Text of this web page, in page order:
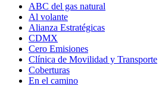
ABC del gas natural
Al volante
Alianza Estratégicas
CDMX
Cero Emisiones
Clínica de Movilidad y Transporte
Coberturas
En el camino